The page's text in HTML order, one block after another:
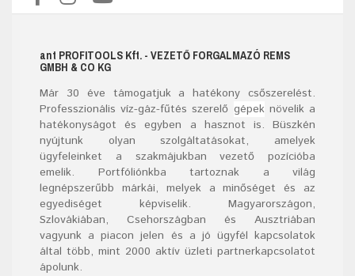
ant PROFITOOLS Kft. - VEZETŐ FORGALMAZÓ REMS
GMBH & CO KG
Már 30 éve támogatjuk a hatékony csőszerelést.
Professzionális víz-gáz-fűtés szerelő gépeknövelik a
hatékonyságot és egyben a hasznot is. Büszkén
nyújtunk olyan szolgáltatásokat, amelyek
ügyfeleinket a szakmájukban vezető pozícióba
emelik. Portfóliónkba tartoznak a világ
legnépszerűbb márkái, melyek a minőséget és az
egyediséget képviselik. Magyarországon,
Szlovákiában, Csehországban és Ausztriában
vagyunk a piacon jelen és a jó ügyfél kapcsolatok
által több, mint 2000 aktív üzleti partnerkapcsolatot
ápolunk.